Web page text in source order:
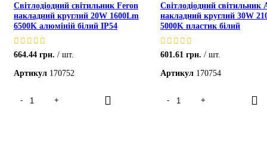
Світлодіодний світильник Feron
накладний круглий 20W 1600Lm
6500K алюміній білий IP54
664.44 грн.
шт.
Артикул 170752
Світлодіодний світильник
накладний круглий 30W
5000K пластик білий
601.61 грн.
шт.
Артикул 170754